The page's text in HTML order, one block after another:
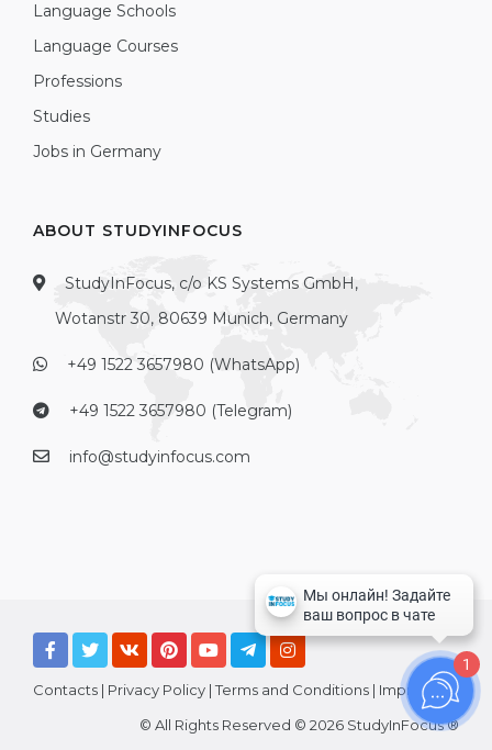
Language Schools
Language Courses
Professions
Studies
Jobs in Germany
ABOUT STUDYINFOCUS
StudyInFocus, c/o KS Systems GmbH,
Wotanstr 30, 80639 Munich, Germany
+49 1522 3657980 (WhatsApp)
+49 1522 3657980 (Telegram)
info@studyinfocus.com
Contacts | Privacy Policy |Terms and Conditions | Imprint
© All Rights Reserved © 2026 StudyInFocus ®
1